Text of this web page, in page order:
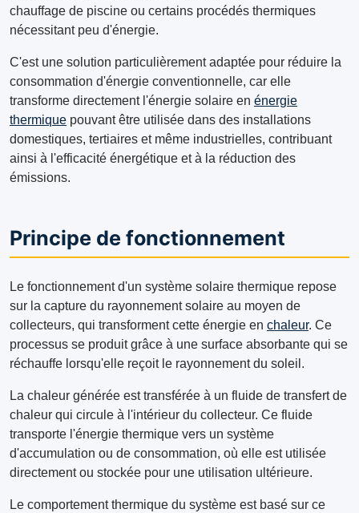
chauffage de piscine ou certains procédés thermiques
nécessitant peu d'énergie.
C'est une solution particulièrement adaptée pour réduire la
consommation d'énergie conventionnelle, car elle
transforme directement l'énergie solaire en énergie
thermique pouvant être utilisée dans des installations
domestiques, tertiaires et même industrielles, contribuant
ainsi à l'efficacité énergétique et à la réduction des
émissions.
Principe de fonctionnement
Le fonctionnement d'un système solaire thermique repose
sur la capture du rayonnement solaire au moyen de
collecteurs, qui transforment cette énergie en chaleur. Ce
processus se produit grâce à une surface absorbante qui se
réchauffe lorsqu'elle reçoit le rayonnement du soleil.
La chaleur générée est transférée à un fluide de transfert de
chaleur qui circule à l'intérieur du collecteur. Ce fluide
transporte l'énergie thermique vers un système
d'accumulation ou de consommation, où elle est utilisée
directement ou stockée pour une utilisation ultérieure.
Le comportement thermique du système est basé sur ce